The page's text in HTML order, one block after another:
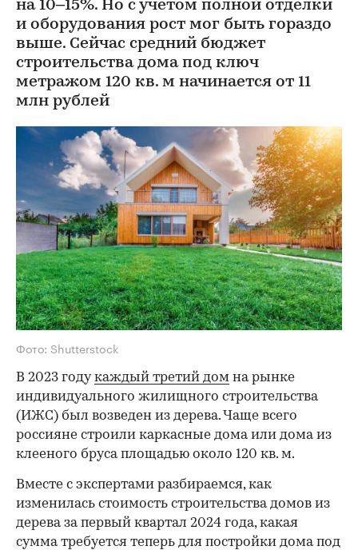
на 10–15%. Но с учетом полной отделки
и оборудования рост мог быть гораздо
выше. Сейчас средний бюджет
строительства дома под ключ
метражом 120 кв. м начинается от 11
млн рублей
Фото: Shutterstock
В 2023 годукаждый третий дом на рынке
индивидуального жилищного строительства
(ИЖС) был возведен из дерева. Чаще всего
россияне строили каркасные дома или дома из
клееного бруса площадью около 120 кв. м.
Вместе с экспертами разбираемся, как
изменилась стоимость строительства домов из
дерева за первый квартал 2024 года, какая
сумма требуется теперь для постройки дома под